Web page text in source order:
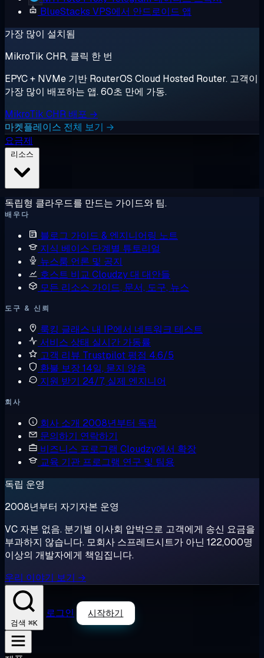
BlueStacks VPS에서 안드로이드 앱
가장 많이 설치됨
MikroTik CHR, 클릭 한 번
EPYC + NVMe 기반 RouterOS Cloud Hosted Router. 고객이
가장 많이 배포하는 앱. 60초 만에 가동.
MikroTik CHR 배포 →
마켓플레이스 전체 보기 →
요금제
독립형 클라우드를 만드는 가이드와 팀.
배우다
블로그 가이드 & 엔지니어링 노트
지식 베이스 단계별 튜토리얼
뉴스룸 언론 및 공지
호스트 비교 Cloudzy 대 대안들
모든 리소스 가이드, 문서, 도구, 뉴스
도구 & 신뢰
룩킹 글래스 내 IP에서 네트워크 테스트
서비스 상태 실시간 가동률
고객 리뷰 Trustpilot 평점 4.6/5
환불 보장14일, 묻지 않음
지원 받기 24/7, 실제 엔지니어
회사
회사 소개 2008년부터 독립
문의하기 연락하기
비즈니스 프로그램 Cloudzy에서 확장
교육 기관 프로그램 연구 및 팀용
독립 운영
2008년부터 자기자본 운영
VC 자본 없음. 분기별 이사회 압박으로 고객에게 송신 요금을
부과하지 않습니다. 모회사 스프레드시트가 아닌 122,000명
이상의 개발자에게 책임집니다.
우리 이야기 보기 →
검색 ⌘K
로그인 시작하기